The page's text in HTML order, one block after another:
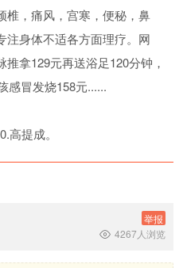
椎，痛风，宫寒，便秘，鼻
身体不适各方面理疗。网
拿129元再送浴足120分钟，
感冒发烧158元......
提成。
举报
 4267人浏览